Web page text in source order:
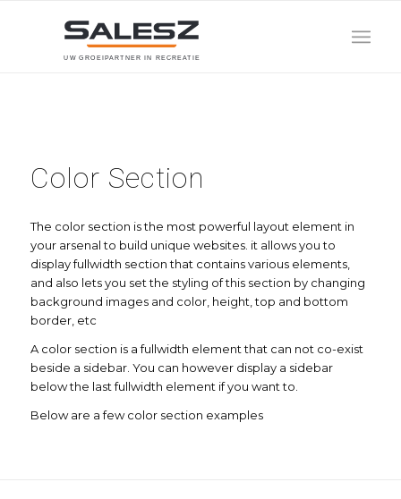
U W G RO E PA RT N E R N R EC R EAT E
Color Section
The color section is the most powerful layout element in
your arsenal to build unique websites. it allows you to
display fullwidth section that contains various elements,
and also lets you set the styling of this section by changing
background images and color, height, top and bottom
border, etc
A color section is a fullwidth element that can not co-exist
beside a sidebar. You can however display a sidebar
below the last fullwidth element if you want to.
Below are a few color section examples